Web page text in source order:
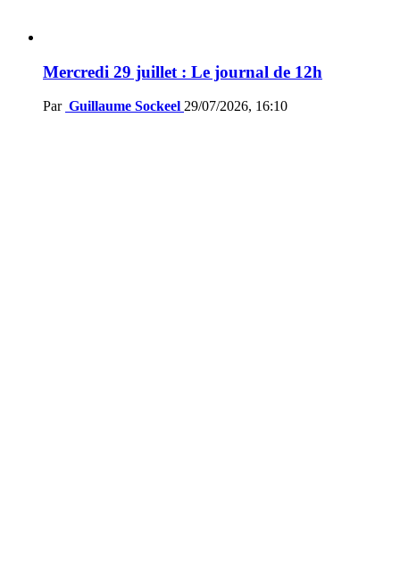
Mercredi 29 juillet : Le journal de 12h
Par Guillaume Sockeel 29/07/2026, 16:10